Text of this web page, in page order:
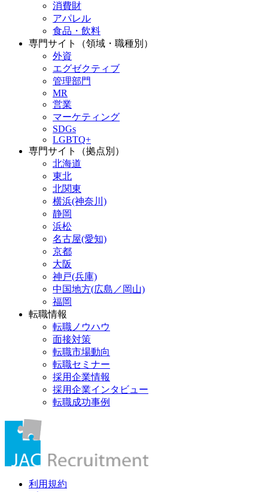
消費財
アパレル
食品・飲料
専門サイト（領域・職種別）
外資
エグゼクティブ
管理部門
MR
営業
マーケティング
SDGs
LGBTQ+
専門サイト（拠点別）
北海道
東北
北関東
横浜(神奈川)
静岡
浜松
名古屋(愛知)
京都
大阪
神戸(兵庫)
中国地方(広島／岡山)
福岡
転職情報
転職ノウハウ
面接対策
転職市場動向
転職セミナー
採用企業情報
採用企業インタビュー
転職成功事例
利用規約